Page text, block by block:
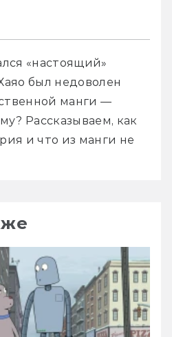
«настоящий»
был недоволен
манги —
Рассказываем, как
и что из манги не